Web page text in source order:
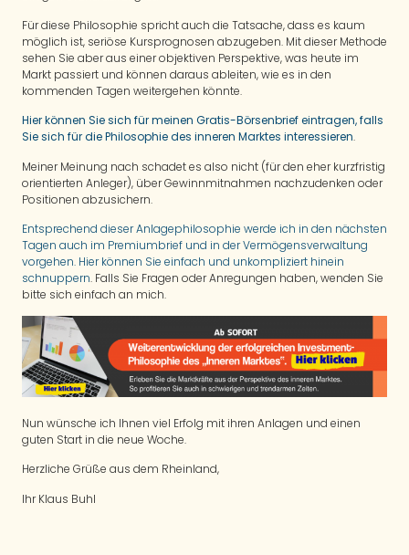
Für diese Philosophie spricht auch die Tatsache, dass es kaum
möglich ist, seriöse Kursprognosen abzugeben. Mit dieser Methode
sehen Sie aber aus einer objektiven Perspektive, was heute im
Markt passiert und können daraus ableiten, wie es in den
kommenden Tagen weitergehen könnte.
Hier können Sie sich für meinen Gratis-Börsenbrief eintragen, falls
Sie sich für die Philosophie des inneren Marktes interessieren.
Meiner Meinung nach schadet es also nicht (für den eher kurzfristig
orientierten Anleger), über Gewinnmitnahmen nachzudenken oder
Positionen abzusichern.
Entsprechend dieser Anlagephilosophie werde ich in den nächsten
Tagen auch im Premiumbrief und in der Vermögensverwaltung
vorgehen. Hier können Sie einfach und unkompliziert hinein
schnuppern. Falls Sie Fragen oder Anregungen haben, wenden Sie
bitte sich einfach an mich.
Nun wünsche ich Ihnen viel Erfolg mit ihren Anlagen und einen
guten Start in die neue Woche.
Herzliche Grüße aus dem Rheinland,
Ihr Klaus Buhl